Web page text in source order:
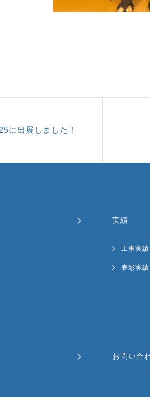
に出展しました！
実績
工事実績
表彰実績
お問い合